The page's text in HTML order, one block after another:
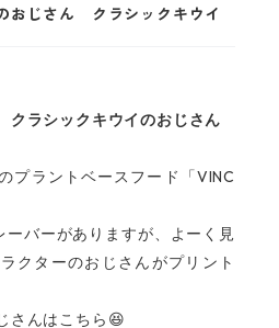
おじさん クラシックキウイ
ラシックキウイのおじさん
プラントベースフード「 VINC
ーバーがありますが、よーく見
クターのおじさんがプリント
さんはこちら 😆